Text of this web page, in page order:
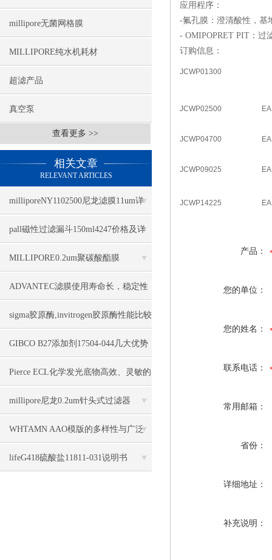
millipore无菌网格膜
MILLIPORE纯水机耗材
超滤产品
真空泵
查看更多 >>
相关文章
RELEVANT ARTICLES
milliporeNY1102500尼龙滤膜11um详
细参数
pall磁性过滤漏斗150ml4247价格及详
细参数
MILLIPORE0.2um聚碳酸酯膜
GTTP04700几大特点介绍
ADVANTEC滤膜使用寿命长，稳定性
好
sigma胶原酶,invitrogen胶原酶性能比较
GIBCO B27添加剂17504-044几大优势
Pierce ECL化学发光底物高效、灵敏的
生物检测设备
millipore尼龙0.2um针头式过滤器
SLGN033NB几大特点
WHTAMN AAO模版的多样性与广泛
应用
lifeG418硫酸盐11811-031说明书
应用程序：
-氟孔膜：澄清酸性，基
- OMIPOPRET PIT：过
订购信息：
JCWP01300
JCWP02500 EA
JCWP04700 EA
JCWP09025 EA
JCWP14225 EA
产品：
您的单位：
您的姓名：
联系电话：
常用邮箱：
省份：
详细地址：
补充说明：